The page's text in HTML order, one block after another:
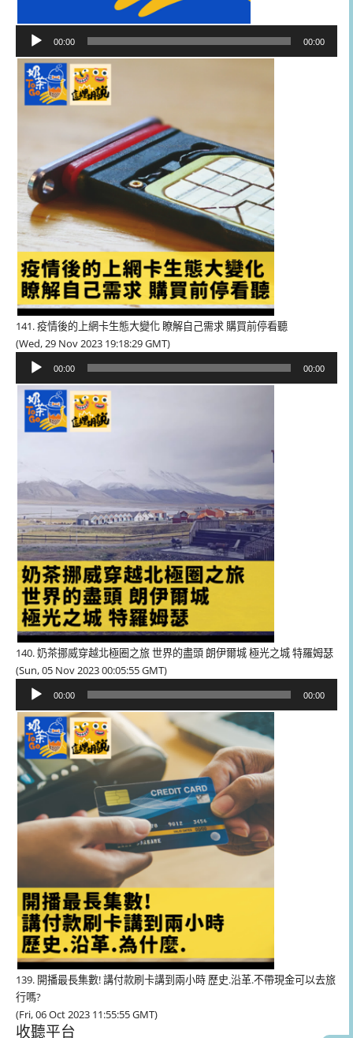
播
器
00:00 00:00
141. 疫情後的上網卡生態大變化 瞭解自己需求 購買前停看聽
(Wed, 29 Nov 2023 19:18:29 GMT)
播
器
00:00 00:00
140. 奶茶挪威穿越北極圈之旅 世界的盡頭 朗伊爾城 極光之城 特羅姆瑟
(Sun, 05 Nov 2023 00:05:55 GMT)
播
放
器
00:00 00:00
139. 開播最長集數! 講付款刷卡講到兩小時 歷史.沿革.不帶現金可以去旅
行嗎?
(Fri, 06 Oct 2023 11:55:55 GMT)
收聽平台